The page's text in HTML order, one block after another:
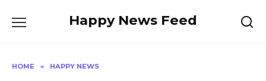
Happy News Feed
HOME » HAPPY NEWS